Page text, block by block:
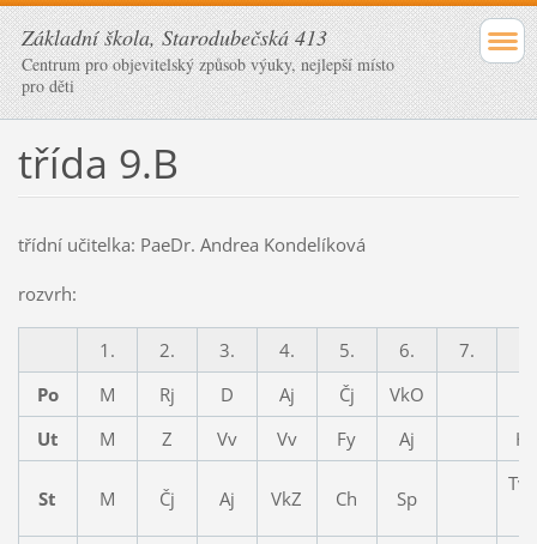
Základní škola, Starodubečská 413
Centrum pro objevitelský způsob výuky, nejlepší místo
pro děti
třída 9.B
třídní učitelka: PaeDr. Andrea Kondelíková
rozvrh:
1. 2. 3. 4. 5. 6. 7.
Po
M Rj D Aj Čj
VkO
Ut
M Z Vv Vv Fy Aj Hv
St M Čj Aj VkZ Ch Sp